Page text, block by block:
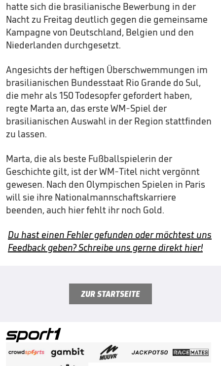
hatte sich die brasilianische Bewerbung in der
Nacht zu Freitag deutlich gegen die gemeinsame
Kampagne von Deutschland, Belgien und den
Niederlanden durchgesetzt.
Angesichts der heftigen Überschwemmungen im
brasilianischen Bundesstaat Rio Grande do Sul,
die mehr als 150 Todesopfer gefordert haben,
regte Marta an, das erste WM-Spiel der
brasilianischen Auswahl in der Region stattfinden
zu lassen.
Marta, die als beste Fußballspielerin der
Geschichte gilt, ist der WM-Titel nicht vergönnt
gewesen. Nach den Olympischen Spielen in Paris
will sie ihre Nationalmannschaftskarriere
beenden, auch hier fehlt ihr noch Gold.
Du hast einen Fehler gefunden oder möchtest uns
Feedback geben? Schreibe uns gerne direkt hier!
ZUR STARTSEITE